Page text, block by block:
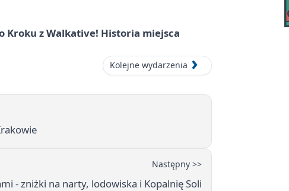
Kroku z Walkative! Historia miejsca
Kolejne wydarzenia
Następny >>
- zniżki na narty, lodowiska i Kopalnię Soli